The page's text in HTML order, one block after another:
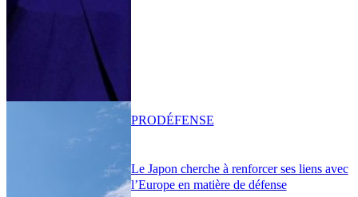
Le Japon cherche à renforcer ses liens avec
l’Europe en matière de défense
PRODÉFENSE